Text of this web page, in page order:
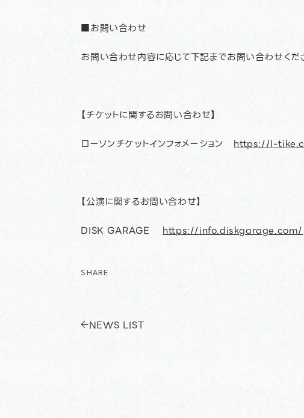
■お問い合わせ
お問い合わせ内容に応じて下記までお問い合わせくだ
【チケットに関するお問い合わせ】
ローソンチケットインフォメーションhttps://l-
【公演に関するお問い合わせ】
DISK GARAGEhttps://info.diskgarage.com/
SHARE
NEWS LIST